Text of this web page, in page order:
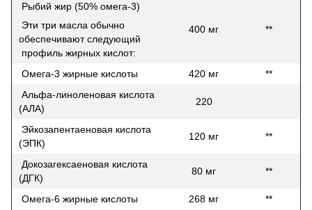
Рыбий жир (50% омега-3)
Эти три масла обычно
обеспечивают следующий
профиль жирных кислот:
400 мг **
Омега-3 жирные кислоты 420 мг
**
Aльфа-линоленовая кислота
(АЛА)
220
Эйкозапентаеновая кислота
(ЭПК)
120 мг **
Докозагексаеновая кислота
(ДГК)
80 мг **
Омега-6 жирные кислоты 268 мг **